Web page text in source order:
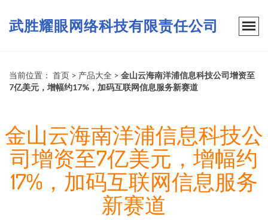
武胜耀眼网络科技有限责任公司
当前位置： 首页 > 产品大全 > 金山云海南洋浦信息科技公司增资至
7亿美元，增幅约17%，加码互联网信息服务新赛道
金山云海南洋浦信息科技公
司增资至7亿美元，增幅约
17%，加码互联网信息服务
新赛道